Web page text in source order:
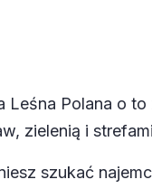
Leśna Polana o to
zielenią i
szukać